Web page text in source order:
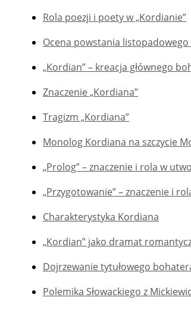
Rola poezji i poety w „Kordianie”
Ocena powstania listopadowego
„Kordian” – kreacja głównego
Znaczenie „Kordiana”
Tragizm „Kordiana”
Monolog Kordiana na szczycie
„Prolog” – znaczenie i rola w
„Przygotowanie” – znaczenie i
Charakterystyka Kordiana
„Kordian” jako dramat
Dojrzewanie tytułowego
Polemika Słowackiego z